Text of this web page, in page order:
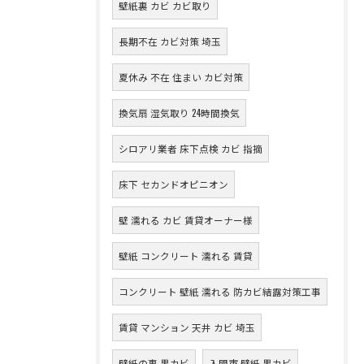
壁紙裏 カビ カビ取り
長期不在 カビ対策 埼玉
夏休み 不在 住まい カビ対策
換気扇 湿気取り 24時間換気
シロアリ業者 床下点検 カビ 指摘
床下 セカンドオピニオン
壁 濡れる カビ 賃貸オーナー様
壁紙 コンクリート 濡れる 賃貸
コンクリート 壁紙 濡れる 防カビ結露対策工事
賃貸 マンション 天井 カビ 埼玉